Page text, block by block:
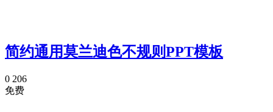
简约通用莫兰迪色不规则PPT模板
0 206
免费